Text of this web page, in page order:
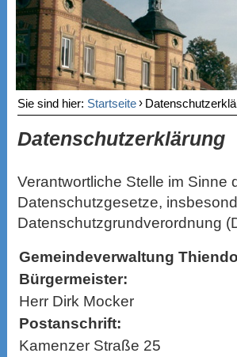
Sie sind hier: Startseite›
Datenschutzerklärung
Verantwortliche Stelle im Sinne
Datenschutzgesetze,
Datenschutzgrundverordnung
Gemeindeverwaltung
Bürgermeister:
Herr Dirk Mocker
Postanschrift:
Kamenzer Straße 25